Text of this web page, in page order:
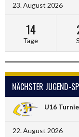
23. August 2026
14
Tage
NÄCHSTER JUGEND-
U16
22. August 2026